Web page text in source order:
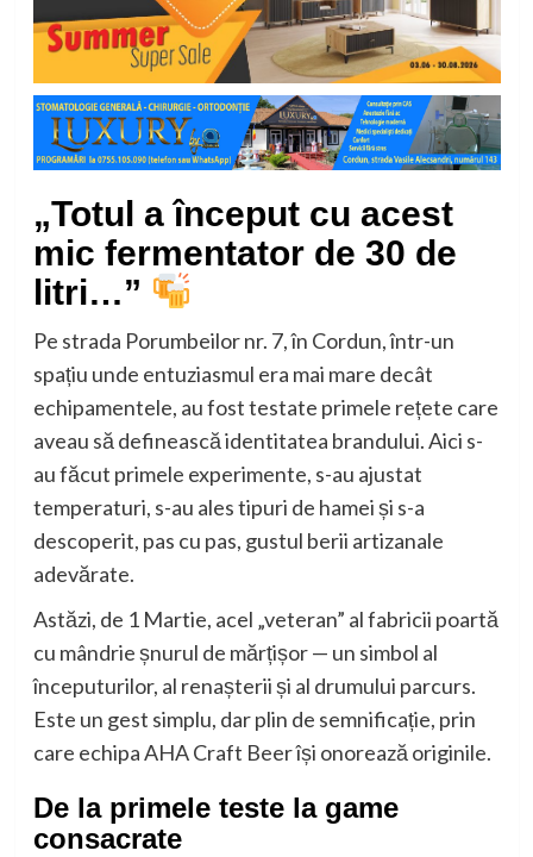
„Totul a început cu acest
mic fermentator de 30 de
litri…”
Pe strada Porumbeilor nr. 7, în Cordun, într-un
spațiu unde entuziasmul era mai mare decât
echipamentele, au fost testate primele rețete care
aveau să definească identitatea brandului. Aici s-
au făcut primele experimente, s-au ajustat
temperaturi, s-au ales tipuri de hamei și s-a
descoperit, pas cu pas, gustul berii artizanale
adevărate.
Astăzi, de 1 Martie, acel „veteran” al fabricii poartă
cu mândrie șnurul de mărțișor — un simbol al
începuturilor, al renașterii și al drumului parcurs.
Este un gest simplu, dar plin de semnificație, prin
care echipa AHA Craft Beer își onorează originile.
De la primele teste la game
consacrate